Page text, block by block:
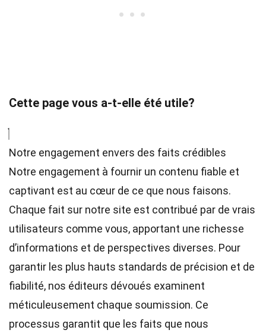
Cette page vous a-t-elle été utile?
Notre engagement envers des faits crédibles
Notre engagement à fournir un contenu fiable et
captivant est au cœur de ce que nous faisons.
Chaque fait sur notre site est contribué par de vrais
utilisateurs comme vous, apportant une richesse
d’informations et de perspectives diverses. Pour
garantir les plus hauts standards de précision et de
fiabilité, nos éditeurs dévoués examinent
méticuleusement chaque soumission. Ce
processus garantit que les faits que nous